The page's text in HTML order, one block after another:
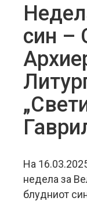
син –
На
недела за
блудниот